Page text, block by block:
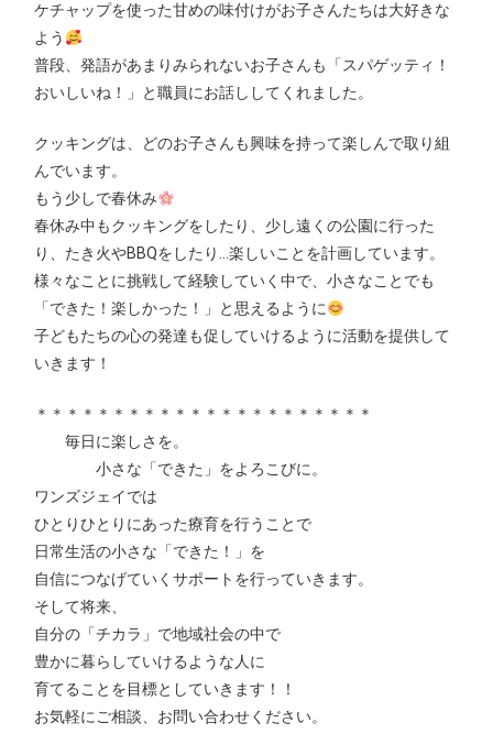
ケチャップを使った甘めの味付けがお子さんたちは大好きな
よう
普段、発語があまりみられないお子さんも「スパゲッティ！
おいしいね！」と職員にお話ししてくれました。
クッキングは、どのお子さんも興味を持って楽しんで取り組
んでいます。
もう少しで春休み
春休み中もクッキングをしたり、少し遠くの公園に行った
り、たき火やBBQをしたり…楽しいことを計画しています。
様々なことに挑戦して経験していく中で、小さなことでも
「できた！楽しかった！」と思えるように
子どもたちの心の発達も促していけるように活動を提供して
いきます！
＊＊＊＊＊＊＊＊＊＊＊＊＊＊＊＊＊＊＊＊＊＊
毎日に楽しさを。
小さな「できた」をよろこびに。
ワンズジェイでは
ひとりひとりにあった療育を行うことで
日常生活の小さな「できた！」を
自信につなげていくサポートを行っていきます。
そして将来、
自分の「チカラ」で地域社会の中で
豊かに暮らしていけるような人に
育てることを目標としていきます！！
お気軽にご相談、お問い合わせください。